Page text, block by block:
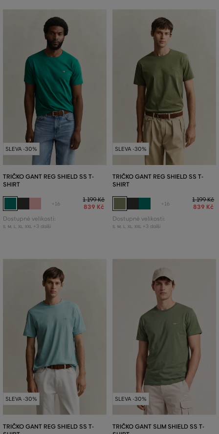
SLEVA -30%
TRIČKO GANT REG SHIELD SS T-
SHIRT
+16
1 199 Kč
839 Kč
Dostupné velikosti:
S, M L XL XXL +3 další
SLEVA -30%
TRIČKO GANT REG SHIELD SS T-
SHIRT
+16
1 199 Kč
839 Kč
Dostupné velikosti:
S, M L XL XXL +3 další
SLEVA -30%
TRIČKO GANT REG SHIELD SS T-
SLEVA -30%
TRIČKO GANT SLIM SHIELD SS T-